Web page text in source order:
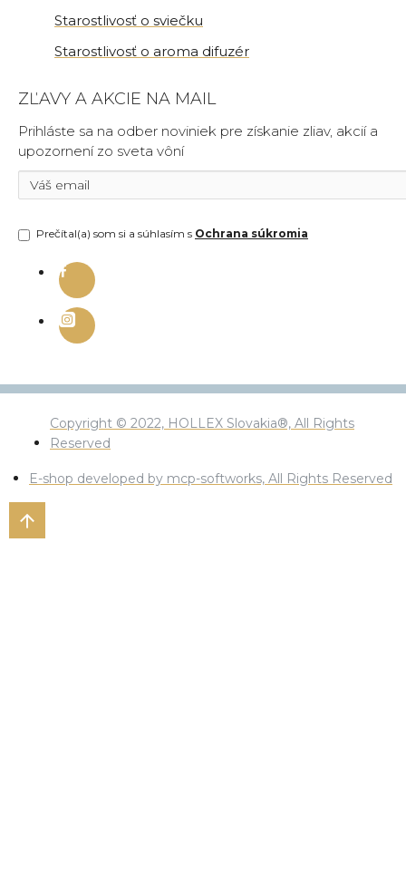
Starostlivosť o sviečku
Starostlivosť o aroma difuzér
ZĽAVY A AKCIE NA MAIL
Prihláste sa na odber noviniek pre získanie zliav, akcií a
upozornení zo sveta vôní
Prečítal(a) som si a súhlasím s Ochrana súkromia
Copyright © 2022, HOLLEX Slovakia®, All Rights
Reserved
E-shop developed by mcp-softworks, All Rights Reserved